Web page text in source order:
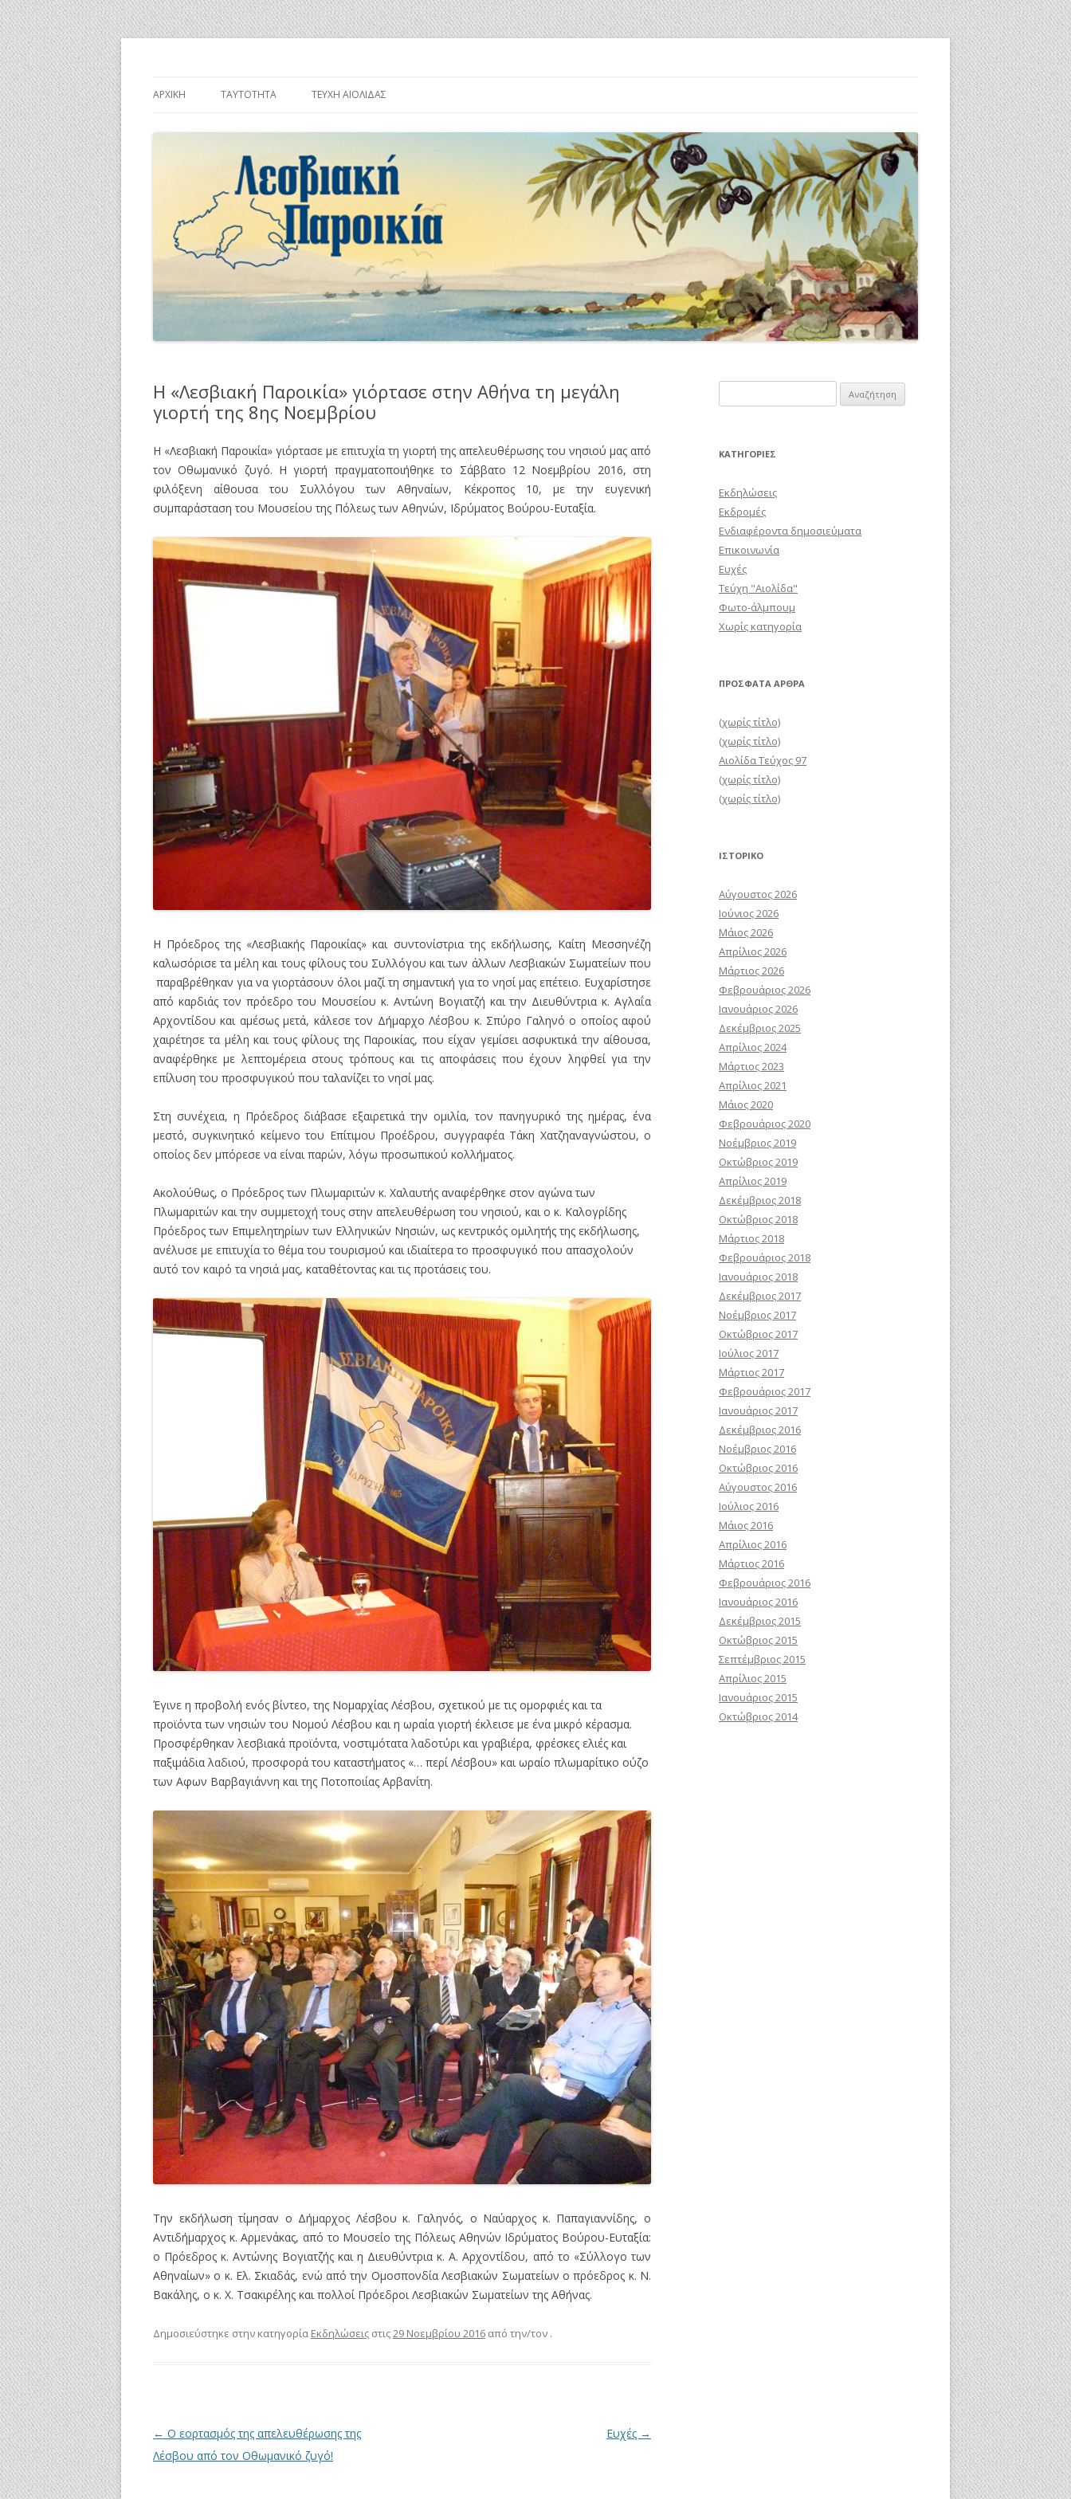
ΑΡΧΙΚΉ ΤΑΥΤΌΤΗΤΑ ΤΕΎΧΗ ΑΙΟΛΊΔΑΣ
Η «Λεσβιακή Παροικία» γιόρτασε στην Αθήνα τη μεγάλη
γιορτή της 8ης Νοεμβρίου
Η «Λεσβιακή Παροικία» γιόρτασε με επιτυχία τη γιορτή της απελευθέρωσης του νησιού μας από
τον Οθωμανικό ζυγό. Η γιορτή πραγματοποιήθηκε το Σάββατο 12 Νοεμβρίου 2016, στη
φιλόξενη αίθουσα του Συλλόγου των Αθηναίων, Κέκροπος 10, με την ευγενική
συμπαράσταση του Μουσείου της Πόλεως των Αθηνών, Ιδρύματος Βούρου-Ευταξία.
Η Πρόεδρος της «Λεσβιακής Παροικίας» και συντονίστρια της εκδήλωσης, Καίτη Μεσσηνέζη
καλωσόρισε τα μέλη και τους φίλους του Συλλόγου και των άλλων Λεσβιακών Σωματείων που
παραβρέθηκαν για να γιορτάσουν όλοι μαζί τη σημαντική για το νησί μας επέτειο. Ευχαρίστησε
από καρδιάς τον πρόεδρο του Μουσείου κ. Αντώνη Βογιατζή και την Διευθύντρια κ. Αγλαΐα
Αρχοντίδου και αμέσως μετά, κάλεσε τον Δήμαρχο Λέσβου κ. Σπύρο Γαληνό ο οποίος αφού
χαιρέτησε τα μέλη και τους φίλους της Παροικίας, που είχαν γεμίσει ασφυκτικά την αίθουσα,
αναφέρθηκε με λεπτομέρεια στους τρόπους και τις αποφάσεις που έχουν ληφθεί για την
επίλυση του προσφυγικού που ταλανίζει το νησί μας.
Στη συνέχεια, η Πρόεδρος διάβασε εξαιρετικά την ομιλία, τον πανηγυρικό της ημέρας, ένα
μεστό, συγκινητικό κείμενο του Επίτιμου Προέδρου, συγγραφέα Τάκη Χατζηαναγνώστου, ο
οποίος δεν μπόρεσε να είναι παρών, λόγω προσωπικού κολλήματος.
Ακολούθως, ο Πρόεδρος των Πλωμαριτών κ. Χαλαυτής αναφέρθηκε στον αγώνα των
Πλωμαριτών και την συμμετοχή τους στην απελευθέρωση του νησιού, και ο κ. Καλογρίδης
Πρόεδρος των Επιμελητηρίων των Ελληνικών Νησιών, ως κεντρικός ομιλητής της εκδήλωσης,
ανέλυσε με επιτυχία το θέμα του τουρισμού και ιδιαίτερα το προσφυγικό που απασχολούν
αυτό τον καιρό τα νησιά μας, καταθέτοντας και τις προτάσεις του.
Έγινε η προβολή ενός βίντεο, της Νομαρχίας Λέσβου, σχετικού με τις ομορφιές και τα
προϊόντα των νησιών του Νομού Λέσβου και η ωραία γιορτή έκλεισε με ένα μικρό κέρασμα.
Προσφέρθηκαν λεσβιακά προϊόντα, νοστιμότατα λαδοτύρι και γραβιέρα, φρέσκες ελιές και
παξιμάδια λαδιού, προσφορά του καταστήματος «… περί Λέσβου» και ωραίο πλωμαρίτικο ούζο
των Αφων Βαρβαγιάννη και της Ποτοποιίας Αρβανίτη.
Την εκδήλωση τίμησαν ο Δήμαρχος Λέσβου κ. Γαληνός, ο Ναύαρχος κ. Παπαγιαννίδης, ο
Αντιδήμαρχος κ. Αρμενάκας, από το Μουσείο της Πόλεως Αθηνών Ιδρύματος Βούρου-Ευταξία:
ο Πρόεδρος κ. Αντώνης Βογιατζής και η Διευθύντρια κ. Α. Αρχοντίδου, από το «Σύλλογο των
Αθηναίων» ο κ. Ελ. Σκιαδάς, ενώ από την Ομοσπονδία Λεσβιακών Σωματείων ο πρόεδρος κ. Ν.
Βακάλης, ο κ. Χ. Τσακιρέλης και πολλοί Πρόεδροι Λεσβιακών Σωματείων της Αθήνας.
Δημοσιεύστηκε στην κατηγορία Εκδηλώσεις στις29 Νοεμβρίου 2016 από την/τον .
Πλοήγηση
άρθρων
← Ο εορτασμός της απελευθέρωσης της
Λέσβου από τον Οθωμανικό ζυγό!
Ευχές →
για:
KΑΤΗΓΟΡΊΕΣ
Εκδηλώσεις
Εκδρομές
Ενδιαφέροντα δημοσιεύματα
Επικοινωνία
Ευχές
Τεύχη "Αιολίδα"
Φωτο-άλμπουμ
Χωρίς κατηγορία
ΠΡΌΣΦΑΤΑ ΆΡΘΡΑ
(χωρίς τίτλο)
(χωρίς τίτλο)
Αιολίδα Τεύχος 97
(χωρίς τίτλο)
(χωρίς τίτλο)
ΙΣΤΟΡΙΚΌ
Αύγουστος 2026
Ιούνιος 2026
Μάιος 2026
Απρίλιος 2026
Μάρτιος 2026
Φεβρουάριος 2026
Ιανουάριος 2026
Δεκέμβριος 2025
Απρίλιος 2024
Μάρτιος 2023
Απρίλιος 2021
Μάιος 2020
Φεβρουάριος 2020
Νοέμβριος 2019
Οκτώβριος 2019
Απρίλιος 2019
Δεκέμβριος 2018
Οκτώβριος 2018
Μάρτιος 2018
Φεβρουάριος 2018
Ιανουάριος 2018
Δεκέμβριος 2017
Νοέμβριος 2017
Οκτώβριος 2017
Ιούλιος 2017
Μάρτιος 2017
Φεβρουάριος 2017
Ιανουάριος 2017
Δεκέμβριος 2016
Νοέμβριος 2016
Οκτώβριος 2016
Αύγουστος 2016
Ιούλιος 2016
Μάιος 2016
Απρίλιος 2016
Μάρτιος 2016
Φεβρουάριος 2016
Ιανουάριος 2016
Δεκέμβριος 2015
Οκτώβριος 2015
Σεπτέμβριος 2015
Απρίλιος 2015
Ιανουάριος 2015
Οκτώβριος 2014